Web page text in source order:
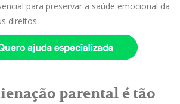
para preservar a saúde emocional da
direitos.
parental é tão